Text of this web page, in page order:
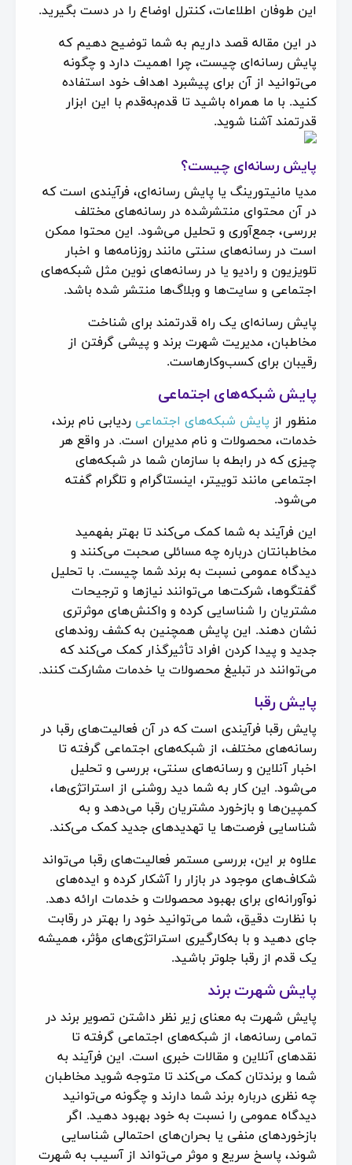
این طوفان اطلاعات، کنترل اوضاع را در دست بگیرید.
در این مقاله قصد داریم به شما توضیح دهیم که
پایش رسانه‌ای‌ چیست، چرا اهمیت دارد و چگونه
می‌توانید از آن برای پیشبرد اهداف خود استفاده
کنید. با ما همراه باشید تا قدم‌به‌قدم با این ابزار
قدرتمند آشنا شوید.
پایش رسانه‌ای چیست؟
مدیا مانیتورینگ یا پایش رسانه‌ای‌، فرآیندی است که
در آن محتوای منتشرشده در رسانه‌های مختلف
بررسی، جمع‌آوری و تحلیل می‌شود. این محتوا ممکن
است در رسانه‌های سنتی مانند روزنامه‌ها و اخبار
تلویزیون و رادیو یا در رسانه‌های نوین مثل شبکه‌های
اجتماعی و سایت‌ها و وبلاگ‌ها منتشر شده باشد.
پایش رسانه‌ای یک راه قدرتمند برای شناخت
مخاطبان، مدیریت شهرت برند و پیشی گرفتن از
رقیبان برای کسب‌وکارهاست.
پایش شبکه‌های اجتماعی
منظور از پایش شبکه‌های اجتماعی ردیابی نام برند،
خدمات، محصولات و نام مدیران است. در واقع هر
چیزی که در رابطه با سازمان شما در شبکه‌های
اجتماعی مانند توییتر، اینستاگرام و تلگرام گفته
می‌شود.
این فرآیند به شما کمک می‌کند تا بهتر بفهمید
مخاطبانتان درباره چه مسائلی صحبت می‌کنند و
دیدگاه عمومی نسبت به برند شما چیست. با تحلیل
گفتگوها، شرکت‌ها می‌توانند نیازها و ترجیحات
مشتریان را شناسایی کرده و واکنش‌های موثرتری
نشان دهند. این پایش همچنین به کشف روندهای
جدید و پیدا کردن افراد تأثیرگذار کمک می‌کند که
می‌توانند در تبلیغ محصولات یا خدمات مشارکت کنند.
پایش رقبا
پایش رقبا فرآیندی است که در آن فعالیت‌های رقبا در
رسانه‌های مختلف، از شبکه‌های اجتماعی گرفته تا
اخبار آنلاین و رسانه‌های سنتی، بررسی و تحلیل
می‌شود. این کار به شما دید روشنی از استراتژی‌ها،
کمپین‌ها و بازخورد مشتریان رقبا می‌دهد و به
شناسایی فرصت‌ها یا تهدیدهای جدید کمک می‌کند.
علاوه بر این، بررسی مستمر فعالیت‌های رقبا می‌تواند
شکاف‌های موجود در بازار را آشکار کرده و ایده‌های
نوآورانه‌ای برای بهبود محصولات و خدمات ارائه دهد.
با نظارت دقیق، شما می‌توانید خود را بهتر در رقابت
جای دهید و با به‌کارگیری استراتژی‌های مؤثر، همیشه
یک قدم از رقبا جلوتر باشید.
پایش شهرت برند
پایش شهرت به معنای زیر نظر داشتن تصویر برند در
تمامی رسانه‌ها، از شبکه‌های اجتماعی گرفته تا
نقدهای آنلاین و مقالات خبری است. این فرآیند به
شما و برندتان کمک می‌کند تا متوجه شوید مخاطبان
چه نظری درباره برند شما دارند و چگونه می‌توانید
دیدگاه عمومی را نسبت به خود بهبود دهید. اگر
بازخوردهای منفی یا بحران‌های احتمالی شناسایی
شوند، پاسخ سریع و موثر می‌تواند از آسیب به شهرت